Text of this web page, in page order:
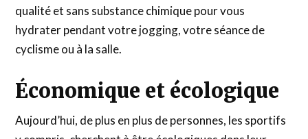
qualité et sans substance chimique pour vous
hydrater pendant votre jogging, votre séance de
cyclisme ou à la salle.
Économique et écologique
Aujourd’hui, de plus en plus de personnes, les sportifs